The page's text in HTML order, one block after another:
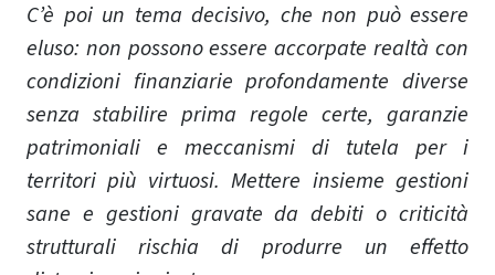
C’è poi un tema decisivo, che non può essere
eluso: non possono essere accorpate realtà con
condizioni finanziarie profondamente diverse
senza stabilire prima regole certe, garanzie
patrimoniali e meccanismi di tutela per i
territori più virtuosi. Mettere insieme gestioni
sane e gestioni gravate da debiti o criticità
strutturali rischia di produrre un effetto